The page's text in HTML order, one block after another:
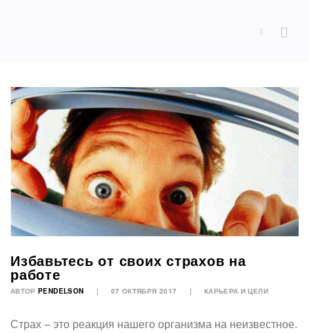
Избавьтесь от своих страхов на
работе
АВТОРPENDELSON 07 ОКТЯБРЯ 2017 КАРЬЕРА И ЦЕЛИ
Страх – это реакция нашего организма на неизвестное.